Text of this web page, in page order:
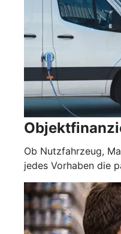
Ob Nutzfahrzeug,
jedes Vorhaben die